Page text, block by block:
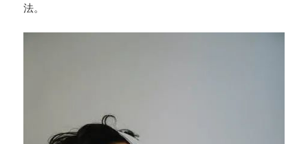
法。